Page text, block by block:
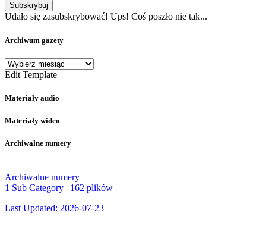
Subskrybuj
Udało się zasubskrybować! Ups! Coś poszło nie tak...
Archiwum gazety
Archiwum
gazety
Edit Template
Materiały audio
Materiały wideo
Archiwalne numery
Archiwalne numery
1 Sub Category | 162 plików
Last Updated: 2026-07-23